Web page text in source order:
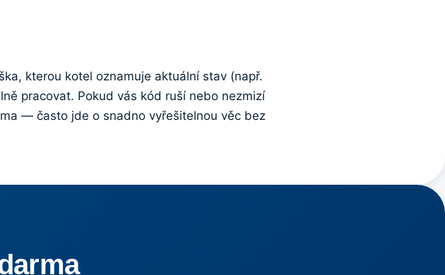
kterou kotel oznamuje aktuální stav (např.
pracovat. Pokud vás kód ruší nebo nezmizí
— často jde o snadno vyřešitelnou věc bez